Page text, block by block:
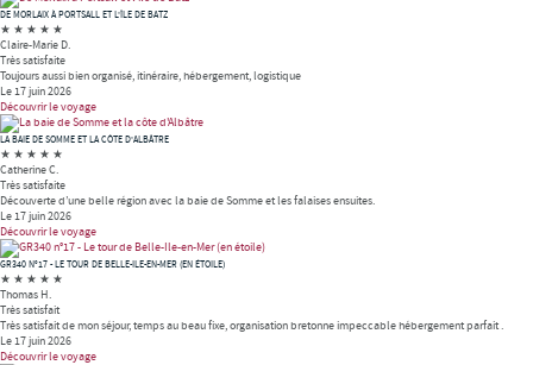
DE MORLAIX À PORTSALL ET L'ÎLE DE BATZ
★ ★ ★ ★ ★
Claire-Marie D.
Très satisfaite
Toujours aussi bien organisé, itinéraire, hébergement, logistique
Le 17 juin 2026
Découvrir le voyage
LA BAIE DE SOMME ET LA CÔTE D'ALBÂTRE
★ ★ ★ ★ ★
Catherine C.
Très satisfaite
Découverte d’une belle région avec la baie de Somme et les falaises ensuites.
Le 17 juin 2026
Découvrir le voyage
GR340 N°17 - LE TOUR DE BELLE-ILE-EN-MER (EN ÉTOILE)
★ ★ ★ ★ ★
Thomas H.
Très satisfait
Très satisfait de mon séjour, temps au beau fixe, organisation bretonne impeccable hébergement parfait .
Le 17 juin 2026
Découvrir le voyage